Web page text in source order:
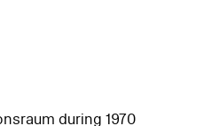
during 1970